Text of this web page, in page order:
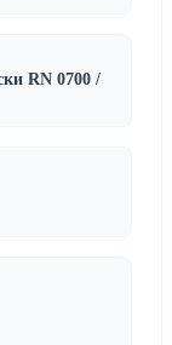
RN 0700 /